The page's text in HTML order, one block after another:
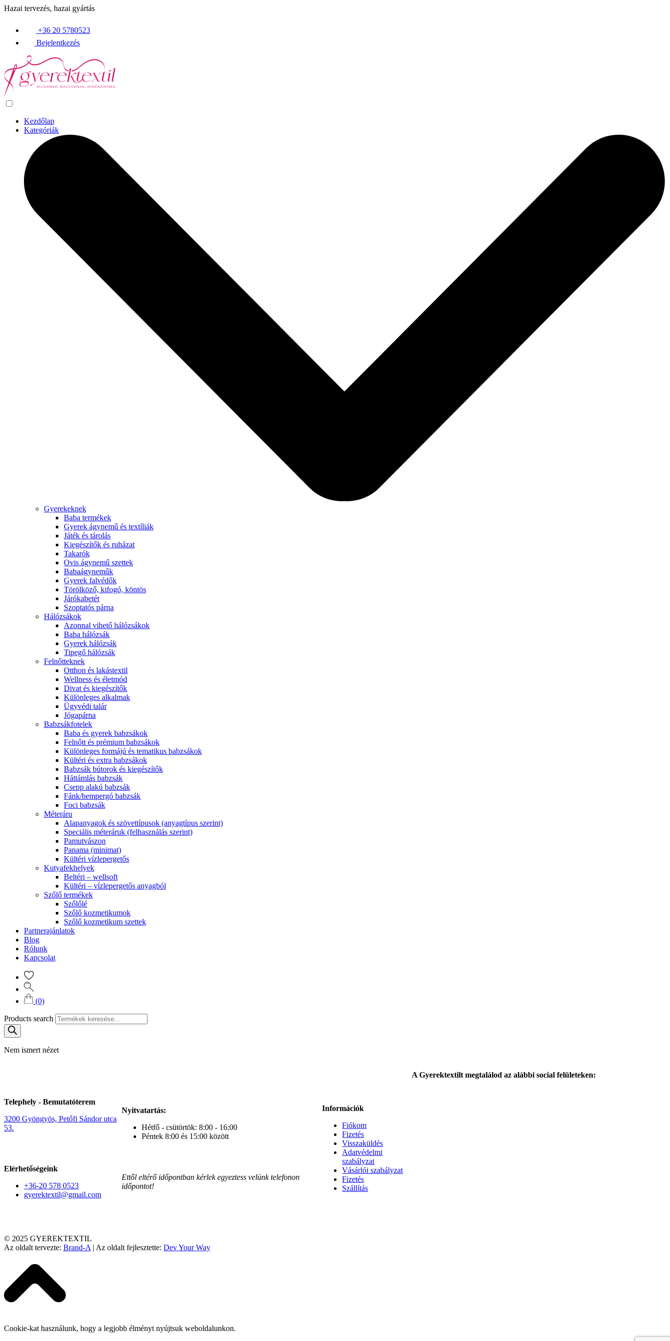
Hazai tervezés, hazai gyártás
+36 20 5780523
Bejelentkezés
Kezdőlap
Kategóriák
Gyerekeknek
Baba termékek
Gyerek ágynemű és textíliák
Játék és tárolás
Kiegészítők és ruházat
Takarók
Ovis ágynemű szettek
Babaágyneműk
Gyerek falvédők
Törölköző, kifogó, köntös
Járókabetét
Szoptatós párna
Hálózsákok
Azonnal vihető hálózsákok
Baba hálózsák
Gyerek hálózsák
Tipegő hálózsák
Felnőtteknek
Otthon és lakástextil
Wellness és életmód
Divat és kiegészítők
Különleges alkalmak
Ügyvédi talár
Jógapárna
Babzsákfotelek
Baba és gyerek babzsákok
Felnőtt és prémium babzsákok
Különleges formájú és tematikus babzsákok
Kültéri és extra babzsákok
Babzsák bútorok és kiegészítők
Háttámlás babzsák
Csepp alakú babzsák
Fánk/hempergó babzsák
Foci babzsák
Méteráru
Alapanyagok és szövettípusok (anyagtípus szerint)
Speciális méteráruk (felhasználás szerint)
Pamutvászon
Panama (minimat)
Kültéri vízlepergetős
Kutyafekhelyek
Beltéri – wellsoft
Kültéri – vízlepergetős anyagból
Szőlő termékek
Szőlőlé
Szőlő kozmetikumok
Szőlő kozmetikum szettek
Partnerajánlatok
Blog
Rólunk
Kapcsolat
(0)
Products search
Nem ismert nézet
Telephely - Bemutatóterem
3200 Gyöngyös, Petőfi Sándor utca
53.
Elérhetőségeink
+36-20 578 0523
gyerektextil@gmail.com
Nyitvatartás:
Hétfő - csütörtök: 8:00 - 16:00
Péntek 8:00 és 15:00 között
Ettől eltérő időpontban kérlek egyeztess velünk telefonon
időpontot!
Információk
Fiókom
Fizetés
Visszaküldés
Adatvédelmi
szabályzat
Vásárlói szabályzat
Fizetés
Szállítás
A Gyerektextilt megtalálod az alábbi social felületeken:
© 2025 GYEREKTEXTIL
Az oldalt tervezte: Brand-A | Az oldalt fejlesztette: Dev Your Way
Cookie-kat használunk, hogy a legjobb élményt nyújtsuk weboldalunkon.